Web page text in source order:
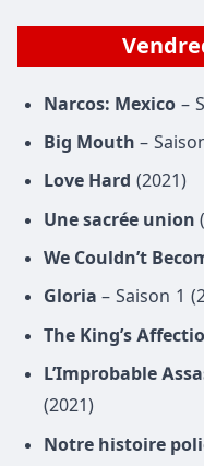
Narcos: Mexico –
Big Mouth –
Love Hard (2021)
Une sacrée union
We Couldn’t
Gloria – Saison 1
The King’s
L’Improbable
(2021)
Notre histoire